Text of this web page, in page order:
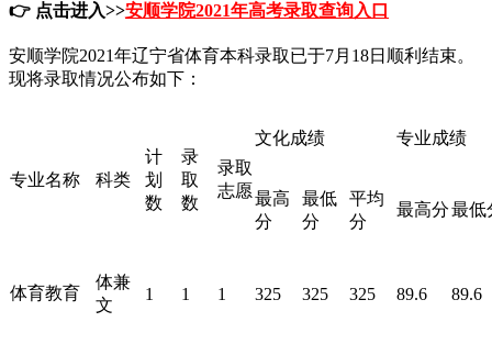
👉 点击进入>>安顺学院2021年高考录取查询入口
安顺学院2021年辽宁省体育本科录取已于7月18日顺利结束。
现将录取情况公布如下：
专业名称 科类
计
划
数
录
取
数
录取
志愿
文化成绩 专业成绩
最高
分
最低
分
平均
分
最高分最低
体育教育
体兼
文
1 1 1 325 325 325 89.6 89.6